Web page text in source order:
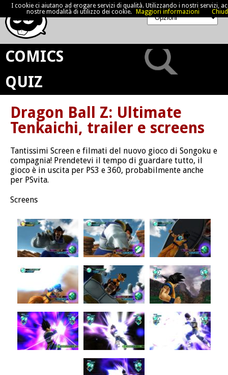
COMICS
QUIZ
Dragon Ball Z: Ultimate
Tenkaichi, trailer e screens
Tantissimi Screen e filmati del nuovo gioco di Songoku e
compagnia! Prendetevi il tempo di guardare tutto, il
gioco è in uscita per PS3 e 360, probabilmente anche
per PSvita.
Screens
I cookie ci aiutano ad erogare servizi di qualità. Utilizzando i nostri servizi,
nostre modalità di utilizzo dei cookie.
Maggiori informazioni